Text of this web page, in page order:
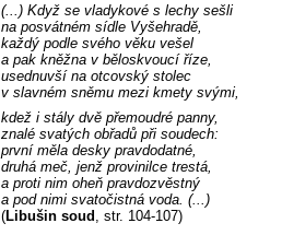
(...) Když se vladykové s lechy sešli
na posvátném sídle Vyšehradě,
každý podle svého věku vešel
a pak kněžna v běloskvoucí říze,
usednuvší na otcovský stolec
v slavném sněmu mezi kmety svými,
kdež i stály dvě přemoudré panny,
znalé svatých obřadů při soudech:
první měla desky pravdodatné,
druhá meč, jenž provinilce trestá,
a proti nim oheň pravdozvěstný
a pod nimi svatočistná voda. (...)
(Libušin soud , str. 104-107)